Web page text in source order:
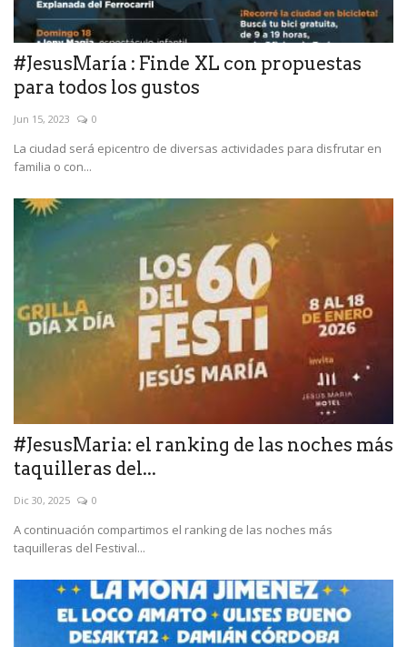
#JesusMaría : Finde XL con propuestas
para todos los gustos
Jun 15, 2023 0
La ciudad será epicentro de diversas actividades para disfrutar en
familia o con...
#JesusMaria: el ranking de las noches más
taquilleras del...
Dic 30, 2025 0
A continuación compartimos el ranking de las noches más
taquilleras del Festival...